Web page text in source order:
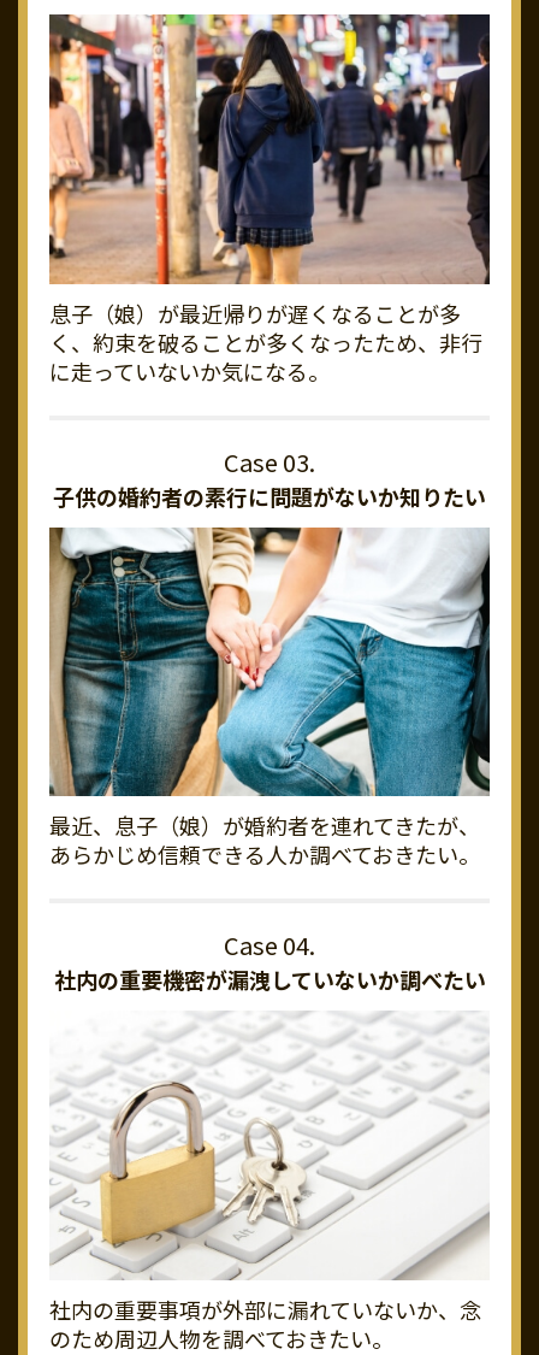
息子（娘）が最近帰りが遅くなることが多
く、約束を破ることが多くなったため、非行
に走っていないか気になる。
子供の婚約者の素行に問題がないか知りたい
最近、息子（娘）が婚約者を連れてきたが、
あらかじめ信頼できる人か調べておきたい。
社内の重要機密が漏洩していないか調べたい
社内の重要事項が外部に漏れていないか、念
のため周辺人物を調べておきたい。